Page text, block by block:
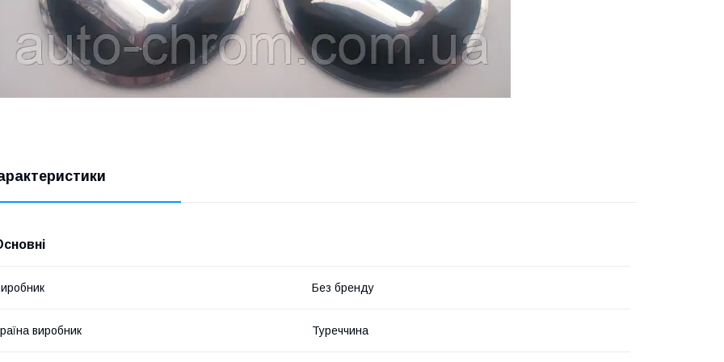
Без бренду
виробник Туреччина